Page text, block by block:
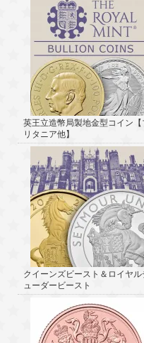
英王立造幣局製地金型コイン【
リタニア他】
クイーンズビースト＆ロイヤル
ューダービースト